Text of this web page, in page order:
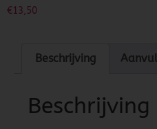
€13,50
Beschrijving
Beschrijving